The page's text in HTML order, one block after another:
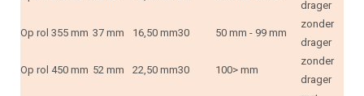
drager
Op rol 355 mm 37 mm 16,50 mm30 50 mm - 99 mm
zonder
drager
Op rol 450 mm 52 mm 22,50 mm30 100> mm
zonder
drager